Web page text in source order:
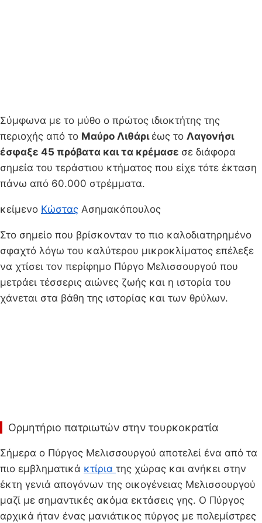
Σύμφωνα με το μύθο ο πρώτος ιδιοκτήτης της
περιοχής από το Μαύρο Λιθάρι έως το Λαγονήσι
έσφαξε 45 πρόβατα και τα κρέμασε σε διάφορα
σημεία του τεράστιου κτήματος που είχε τότε έκταση
πάνω από 60.000 στρέμματα.
κείμενο Κώστας Ασημακόπουλος
Στο σημείο που βρίσκονταν το πιο καλοδιατηρημένο
σφαχτό λόγω του καλύτερου μικροκλίματος επέλεξε
να χτίσει τον περίφημο Πύργο Μελισσουργού που
μετράει τέσσερις αιώνες ζωής και η ιστορία του
χάνεται στα βάθη της ιστορίας και των θρύλων.
Ορμητήριο πατριωτών στην τουρκοκρατία
Σήμερα ο Πύργος Μελισσουργού αποτελεί ένα από τα
πιο εμβληματικά κτίρια της χώρας και ανήκει στην
έκτη γενιά απογόνων της οικογένειας Μελισσουργού
μαζί με σημαντικές ακόμα εκτάσεις γης. Ο Πύργος
αρχικά ήταν ένας μανιάτικος πύργος με πολεμίστρες